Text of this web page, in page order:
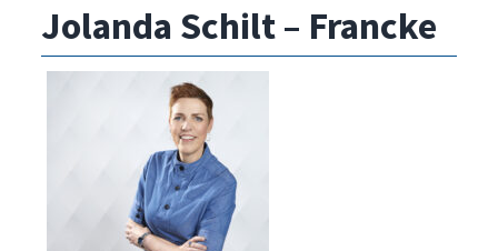
Jolanda Schilt – Francke